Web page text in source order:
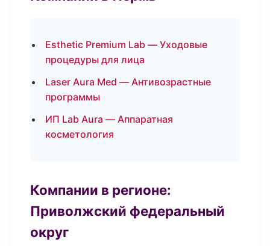
Esthetic Premium Lab — Уходовые
процедуры для лица
Laser Aura Med — Антивозрастные
программы
ИП Lab Aura — Аппаратная
косметология
Компании в регионе:
Приволжский федеральный
округ